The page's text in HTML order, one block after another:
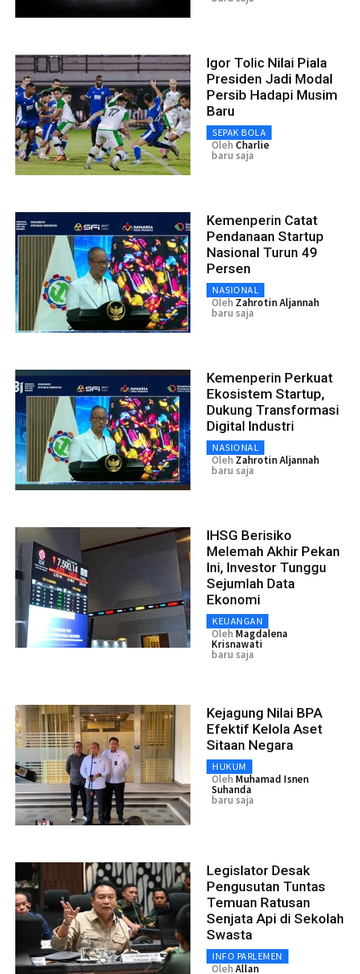
Igor Tolic Nilai Piala
Presiden Jadi Modal
Persib Hadapi Musim
Baru
SEPAK BOLA
Oleh Charlie
baru saja
Kemenperin Catat
Pendanaan Startup
Nasional Turun 49
Persen
NASIONAL
Oleh Zahrotin Aljannah
baru saja
Kemenperin Perkuat
Ekosistem Startup,
Dukung Transformasi
Digital Industri
NASIONAL
Oleh Zahrotin Aljannah
baru saja
IHSG Berisiko
Melemah Akhir Pekan
Ini, Investor Tunggu
Sejumlah Data
Ekonomi
KEUANGAN
Oleh Magdalena
Krisnawati
baru saja
Kejagung Nilai BPA
Efektif Kelola Aset
Sitaan Negara
HUKUM
Oleh Muhamad Isnen
Suhanda
baru saja
Legislator Desak
Pengusutan Tuntas
Temuan Ratusan
Senjata Api di Sekolah
Swasta
INFO PARLEMEN
OlehAllan